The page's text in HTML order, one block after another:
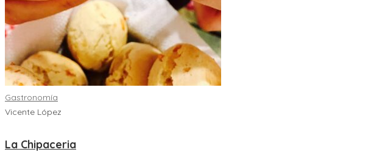
Gastronomía
Vicente López
La Chipaceria